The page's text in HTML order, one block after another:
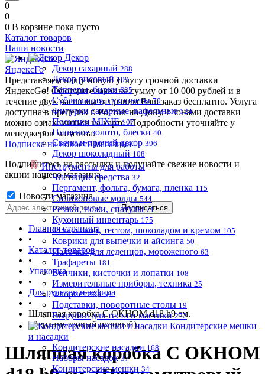
0
0
0 В корзине пока пусто
Каталог товаров
Декор
Декор сахарный 288
Декор рисовый 109
Топперы, бирки 685
Сублимация, сухоцветы 70
Фигурки сахарные, вафельные 124
Посыпки MIXIE 107
Пищевое золото, блески 40
Свечи и прочий декор 396
Декор шоколадный 108
Инструменты для работы
Чистящие средства 32
Пергамент, фольга, бумага, пленка 115
Силиконовые молды 544
Резаки, ножи, спатулы 71
Кухонный инвентарь 175
С мастикой, тестом, шоколадом и кремом 105
Коврики для выпечки и айсинга 50
Палочки для леденцов, мороженого 63
Трафареты 181
Венчики, кисточки и лопатки 108
Измерительные приборы, техника 25
Флористика 59
Подставки, поворотные столы 19
Вырубки для теста и мастики 272
Кондитерские мешки
и насадки
Кондитерские насадки 168
Наборы насадок 37
Кондитерские мешки 34
Наши новости
ЯндексГо
Представляем нашу новую услугу срочной доставки
ЯндексGo! Оформите заказ на сумму от 10 000 рублей и в
течение двух часов мы отправим Ваш заказ бесплатно. Услуга
доступна в пределах г. Ростов-на-Дону, с зонами доставки
можно ознакомиться на карте. Подробности уточняйте у
менеджеров магазина.
Подписка на новости магазина
Подпишитесь на рассылку и получайте свежие новости и
акции нашего магазина.
Новости магазина
Главная страница
•
Каталог товаров
•
Упаковка
•
Для рулетов и зефира
•
Шляпная коробка С ОКНОМ d18 h9 см.
(Перламутровый розовый)
Шляпная коробка С ОКНОМ